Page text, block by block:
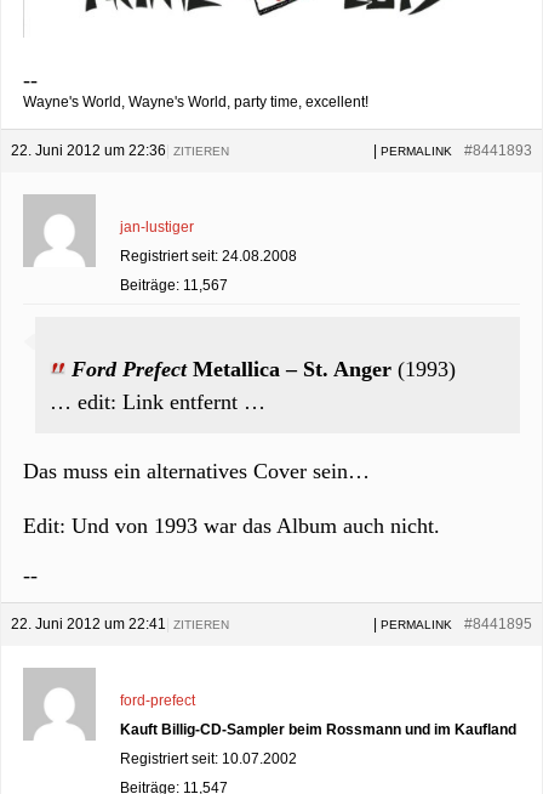
--
Wayne's World, Wayne's World, party time, excellent!
22. Juni 2012 um 22:36 #8441893
PERMALINK
ZITIEREN
jan-lustiger
Registriert seit: 24.08.2008
Beiträge: 11,567
Ford Prefect Metallica – St. Anger (1993)
… edit: Link entfernt …
Das muss ein alternatives Cover sein…
Edit: Und von 1993 war das Album auch nicht.
--
22. Juni 2012 um 22:41 #8441895
PERMALINK
ZITIEREN
ford-prefect
Kauft Billig-CD-Sampler beim Rossmann und im Kaufland
Registriert seit: 10.07.2002
Beiträge: 11,547